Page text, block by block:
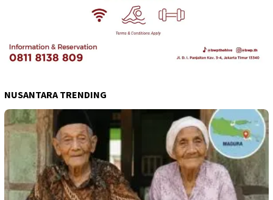
NUSANTARA TRENDING